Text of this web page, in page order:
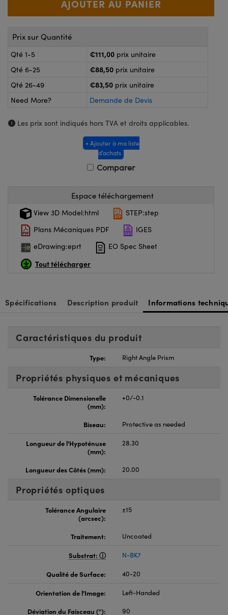
: Caméras
Optiques Lightpath
Prix sur Quantité
Qté 1-5 €111,00 prix unitaire
Qté 6-25
€88,50 prix unitaire
Qté 26-49
€83,50 prix unitaire
Need More?
Demande de Devis
Les prix sont indiqués hors TVA et droits applicables.
+ Ajouter à ma liste
d’achats
Comparer
Espace téléchargement
View 3D Model:html
STEP:step
Plans Mécaniques PDF
IGES
eDrawing:eprt
EO Spec Sheet
Tout télécharger
Spécifications Description produit Informations
Caractéristiques du produit
Type: Right Angle Prism
Propriétés physiques et mécaniques
Tolérance Dimensionelle
(mm):
+0/-0.1
Biseau: Protective as needed
Longueur de l'Hypoténuse
(mm):
28.30
Longueur des Côtés (mm): 20.00
Propriétés optiques
Tolérance Angulaire
(arcsec):
±15
Traitement: Uncoated
Substrat: N-BK7
Qualité de Surface: 40-20
Orientation de l'Image:
Left-Handed
Déviation du Faisceau (°):
90